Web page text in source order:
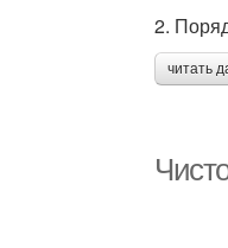
2.
читать